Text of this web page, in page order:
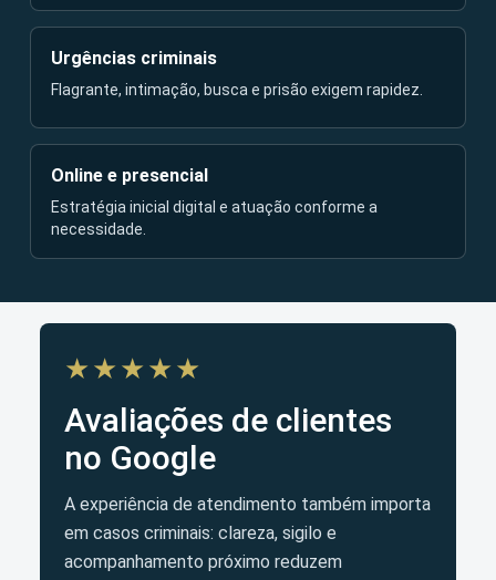
Urgências criminais
Flagrante, intimação, busca e prisão exigem rapidez.
Online e presencial
Estratégia inicial digital e atuação conforme a
necessidade.
★★★★★
Avaliações de clientes
no Google
A experiência de atendimento também importa
em casos criminais: clareza, sigilo e
acompanhamento próximo reduzem